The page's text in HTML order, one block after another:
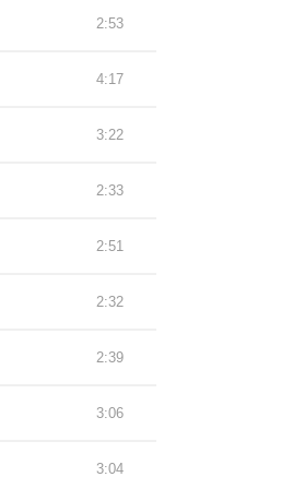
2:53
4:17
3:22
2:33
2:51
2:32
2:39
3:06
3:04